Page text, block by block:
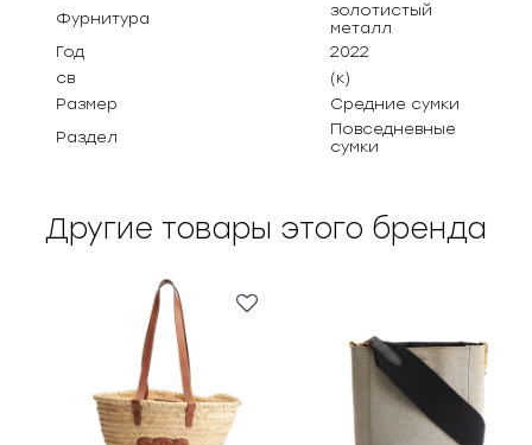
Фурнитура
золотистый
металл
Год
2022
св
(к)
Размер
Средние сумки
Раздел
Повседневные
сумки
Другие товары этого бренда